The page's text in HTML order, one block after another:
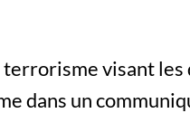
terrorisme visant
dans un